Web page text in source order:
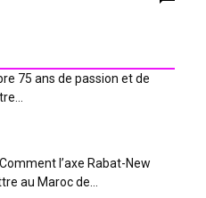
75 ans de passion et de
l’axe Rabat-New
au Maroc de...